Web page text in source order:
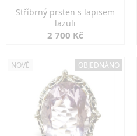
Stříbrný prsten s lapisem
lazuli
2 700 Kč
NOVÉ OBJEDNÁNO